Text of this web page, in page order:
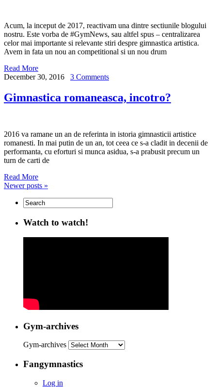
Acum, la inceput de 2017, reactivam una dintre sectiunile blogului
nostru. Este vorba de #GymNews, sau altfel spus – centralizarea
celor mai importante si relevante stiri despre gimnastica artistica.
Avem in fata un nou an competitional si un nou drum
Read More
December 30, 2016
3 Comments
Gimnastica romaneasca, incotro?
2016 va ramane un an de referinta in istoria gimnasticii artistice
romanesti. In mai putin de un an, tot ceea ce s-a cladit in decenii de
performanta, cu eforturi si munca asidua, s-a prabusit precum un
turn de carti de
Read More
Newer posts »
Watch to watch!
Gym-archives
Gym-archives
Fangymnastics
Log in